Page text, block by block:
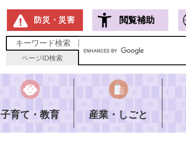
防災・災害 閲覧補助
キーワード検索
ページID検索
子育て・教育 産業・しごと